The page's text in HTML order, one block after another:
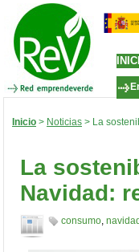
Inicio > Noticias > La
La
Navidad:
consumo, navidad